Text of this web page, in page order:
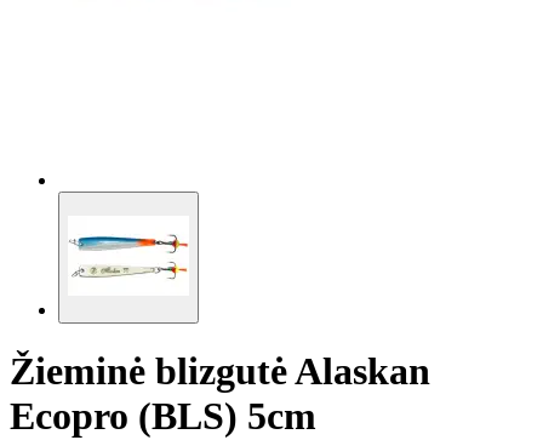
Žieminė blizgutė Alaskan
Ecopro (BLS) 5cm